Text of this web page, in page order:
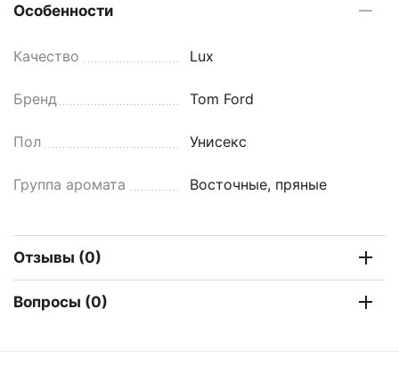
Особенности
Качество Lux
Бренд Tom Ford
Пол Унисекс
Группа аромата Восточные, пряные
Отзывы (0)
Вопросы (0)